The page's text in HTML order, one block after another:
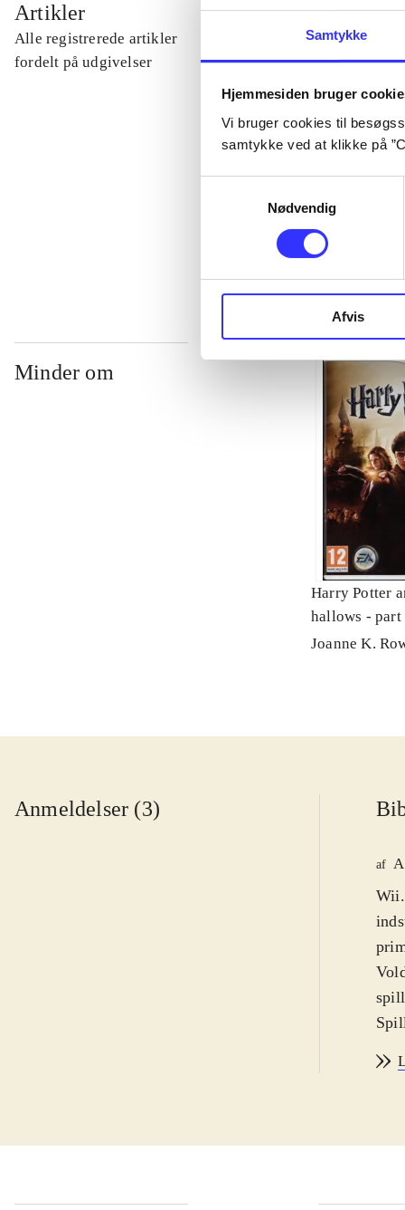
Samtykke
Hjemmesiden bruger
Vi bruger cookies til
samtykke ved at klikke på
Nødvendig
Afvis
Artikler
Alle registrerede artikler
fordelt på udgivelser
...
...
...
...
Minder om
Harry Potter
hallows - part
Joanne K.
Anmeldelser (3)
af